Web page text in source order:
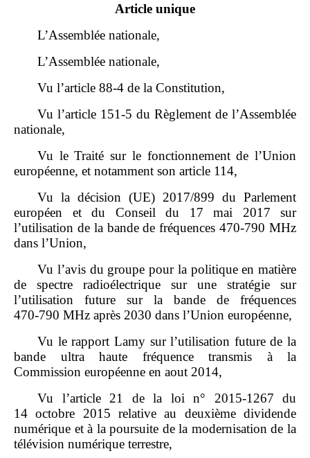
Article unique
L’Assemblée nationale,
L’Assemblée nationale,
Vu l’article 88‑4 de la Constitution,
Vu l’article 151‑5 du Règlement de l’Assemblée
nationale,
Vu le Traité sur le fonctionnement de l’Union
européenne, et notamment son article 114,
Vu la décision (UE) 2017/899 du Parlement
européen et du Conseil du 17 mai 2017 sur
l’utilisation de la bande de fréquences 470‑790 MHz
dans l’Union,
Vu l’avis du groupe pour la politique en matière
de spectre radioélectrique sur une stratégie sur
l’utilisation future sur la bande de fréquences
470‑790 MHz après 2030 dans l’Union européenne,
Vu le rapport Lamy sur l’utilisation future de la
bande ultra haute fréquence transmis à la
Commission européenne en aout 2014,
Vu l’article 21 de la loi n° 2015‑1267 du
14 octobre 2015 relative au deuxième dividende
numérique et à la poursuite de la modernisation de la
télévision numérique terrestre,